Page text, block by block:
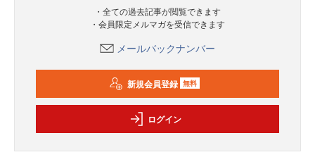
・全ての過去記事が閲覧できます
・会員限定メルマガを受信できます
メールバックナンバー
新規会員登録 無料
ログイン